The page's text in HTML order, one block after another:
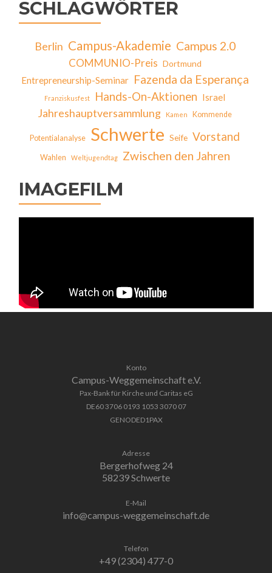
SCHLAGWÖRTER
Berlin Campus-Akademie Campus 2.0
COMMUNIO-Preis Dortmund
Entrepreneurship-Seminar Fazenda da Esperança
Franziskusfest Hands-On-Aktionen Israel
Jahreshauptversammlung Kamen Kommende
Potentialanalyse Schwerte Seife Vorstand
Wahlen Weltjugendtag Zwischen den Jahren
IMAGEFILM
Konto
Campus-Weggemeinschaft e.V.
Pax-Bank für Kirche und Caritas eG
DE60 3706 0193 1053 3070 07
GENODED1PAX
Adresse
Bergerhofweg 24
58239 Schwerte
E-Mail
info@campus-weggemeinschaft.de
Telefon
+49 (2304) 477-0